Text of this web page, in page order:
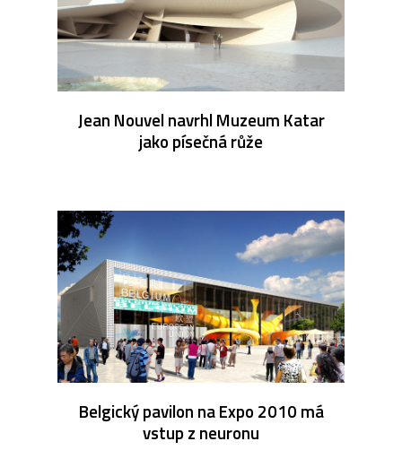
Jean Nouvel navrhl Muzeum Katar
jako písečná růže
Belgický pavilon na Expo 2010 má
vstup z neuronu